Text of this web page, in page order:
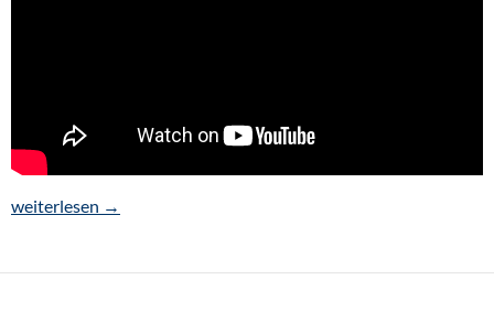
boot Düsseldorf – FSR e.V. vom 17. bis 25. Januar 2026 in Halle
weiterlesen →